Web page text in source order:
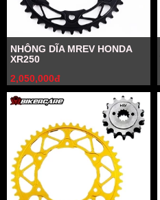
NHÔNG DĨA MREV HONDA
XR250
2,050,000đ